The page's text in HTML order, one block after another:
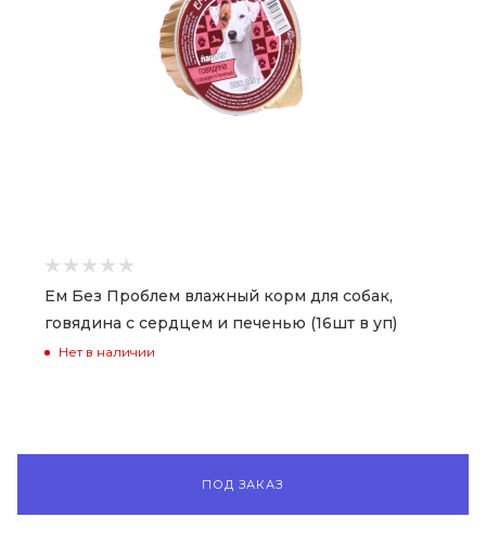
Ем Без Проблем влажный корм для собак,
говядина с сердцем и печенью (16шт в уп)
Нет в наличии
ПОД ЗАКАЗ